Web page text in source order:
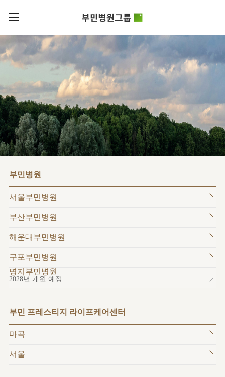
로그인
회원가입
부민병원그룹소개
비전과
부민스토리
이사장소개
HI
HSS
글로벌
얼라이언스
연혁
조직도
오시는길
의료진
외래진료
부민병원그룹소식
사회공헌
후원안내
언론보도
건강토크
입찰공고
부민병원
40주년
역사관
병원/
센터
서울부민병원
부산부민병원
해운대부민병원
프레스티지
라이프케어센터
KOR
ENG
RUS
부민병원
서울부민병원
부산부민병원
해운대부민병원
구포부민병원
명지부민병원
2028년 개원 예정
부민 프레스티지 라이프케어센터
마곡
서울